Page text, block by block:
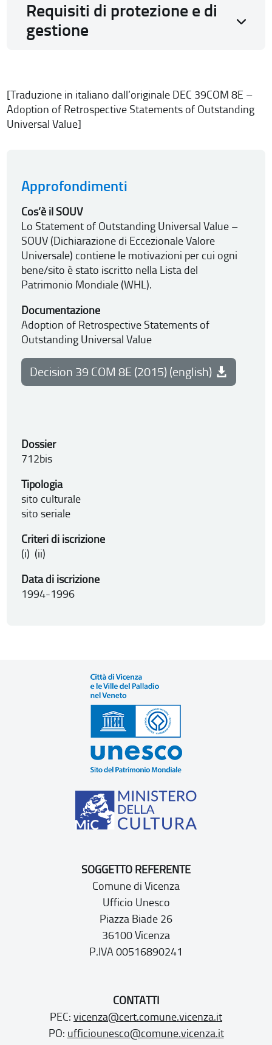
Requisiti di protezione e di
gestione
[Traduzione in italiano dall’originale DEC 39COM 8E –
Adoption of Retrospective Statements of Outstanding
Universal Value]
Approfondimenti
Cos’è il SOUV
Lo Statement of Outstanding Universal Value –
SOUV (Dichiarazione di Eccezionale Valore
Universale) contiene le motivazioni per cui ogni
bene/sito è stato iscritto nella Lista del
Patrimonio Mondiale (WHL).
Documentazione
Adoption of Retrospective Statements of
Outstanding Universal Value
Decision 39 COM 8E (2015) (english)
Dossier
712bis
Tipologia
sito culturale
sito seriale
Criteri di iscrizione
(i) (ii)
Data di iscrizione
1994-1996
SOGGETTO REFERENTE
Comune di Vicenza
Ufficio Unesco
Piazza Biade 26
36100 Vicenza
P.IVA 00516890241
CONTATTI
PEC: vicenza@cert.comune.vicenza.it
PO: ufficiounesco@comune.vicenza.it